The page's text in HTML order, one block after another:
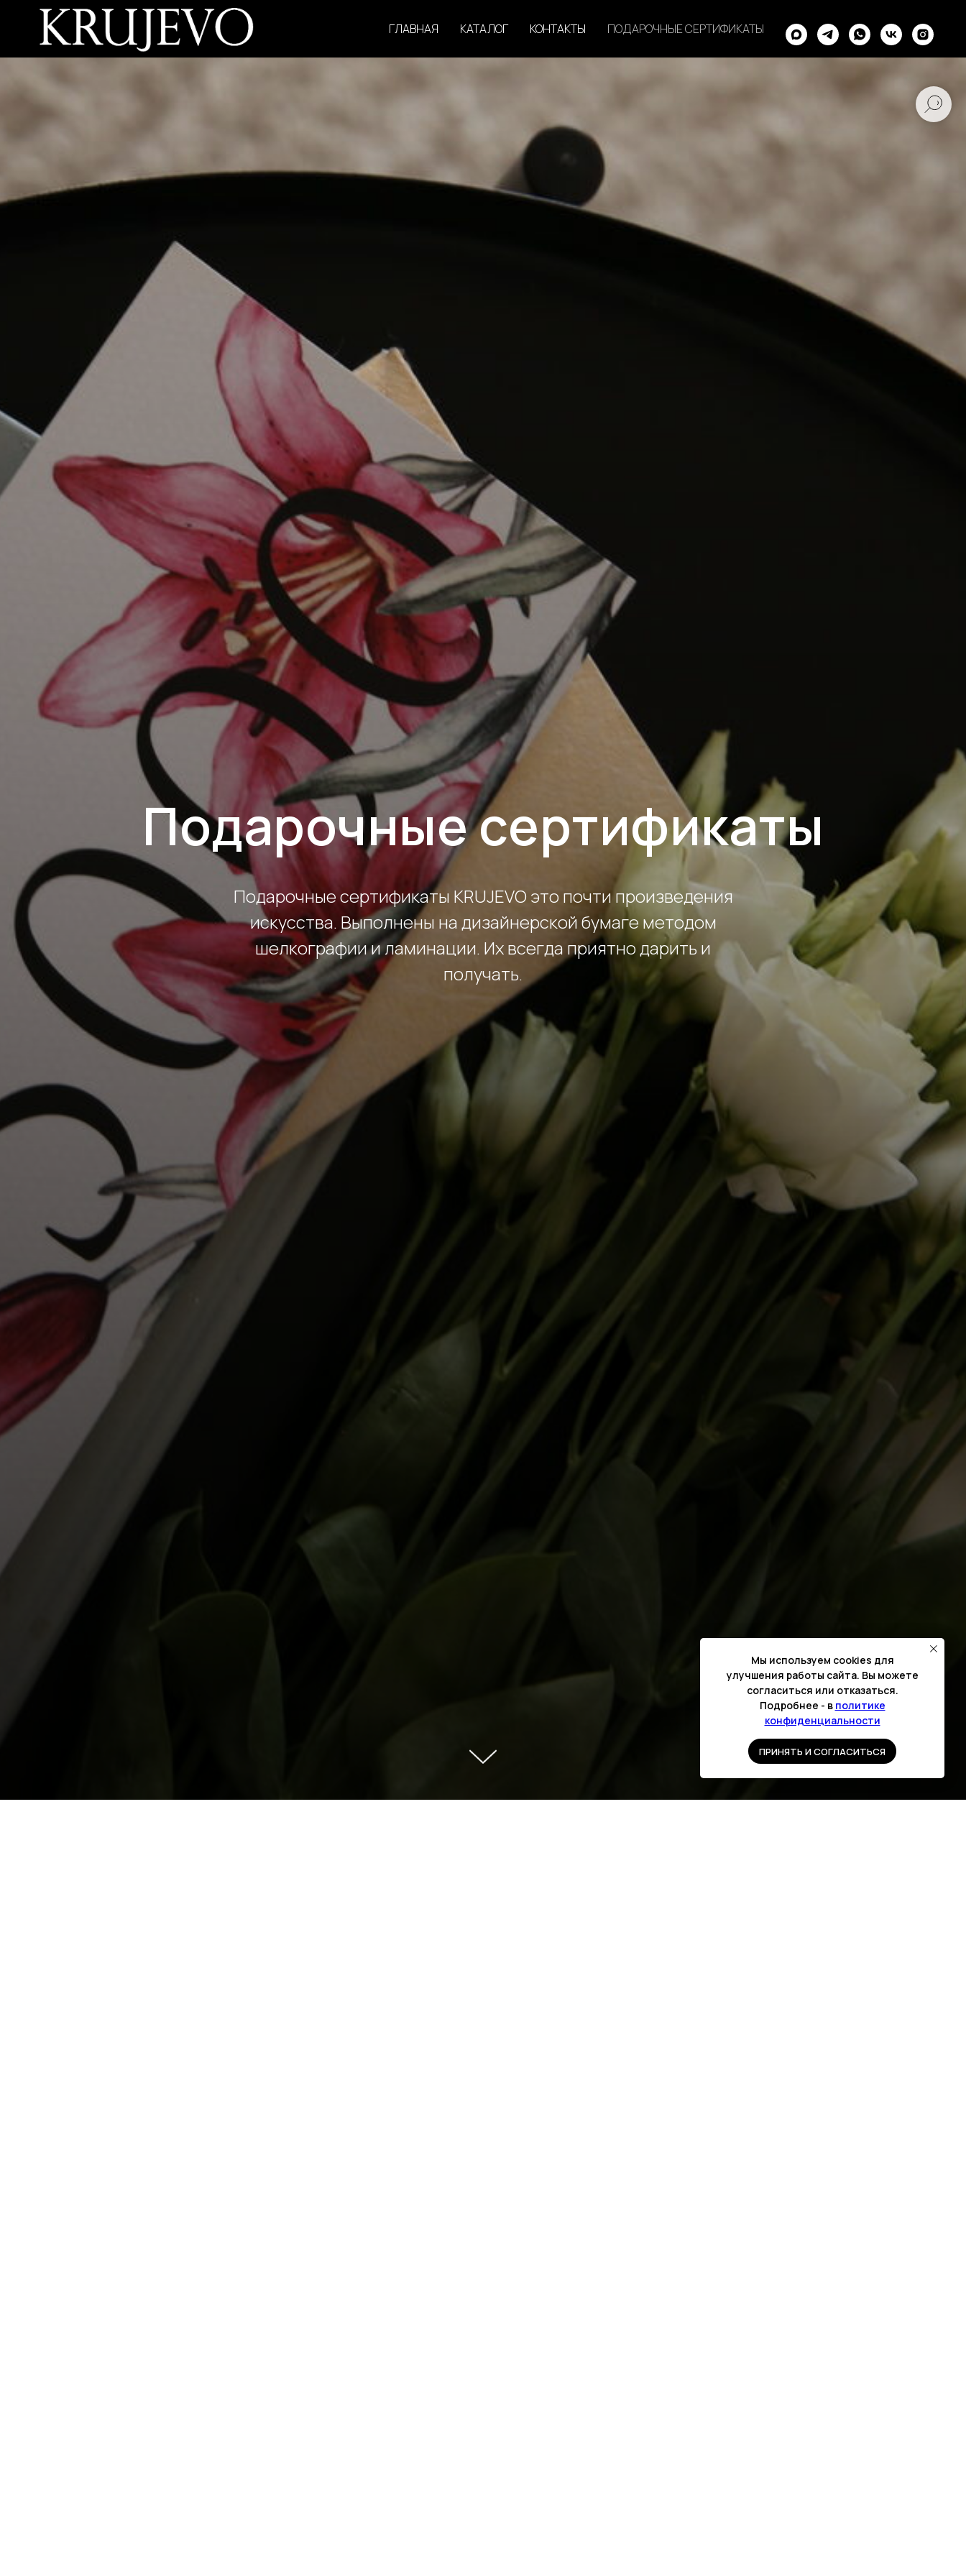
ГЛАВНАЯ КАТАЛОГ КОНТАКТЫ ПОДАРОЧНЫЕ СЕРТИФИКАТЫ
Подарочные сертификаты
Подарочные сертификаты KRUJEVO это почти произведения
искусства. Выполнены на дизайнерской бумаге методом
шелкографии и ламинации. Их всегда приятно дарить и
получать.
Мы используем cookies для
улучшения работы сайта. Вы можете
согласиться или отказаться.
Подробнее - в политике
конфиденциальности
ПРИНЯТЬ И СОГЛАСИТЬСЯ